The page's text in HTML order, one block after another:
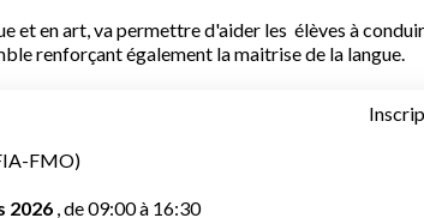
et en art, va permettre d'aider les élèves à
renforçant également la maitrise de la langue.
FMO)
2026 , de 09:00 à 16:30